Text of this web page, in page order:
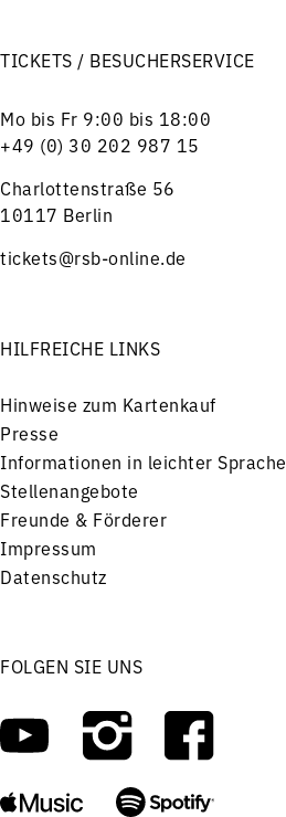
TICKETS / BESUCHERSERVICE
Mo bis Fr 9:00 bis 18:00
+49 (0) 30 202 987 15
Charlottenstraße 56
10117 Berlin
tickets@rsb-online.de
HILFREICHE LINKS
Hinweise zum Kartenkauf
Presse
Informationen in leichter Sprache
Stellenangebote
Freunde & Förderer
Impressum
Datenschutz
FOLGEN SIE UNS